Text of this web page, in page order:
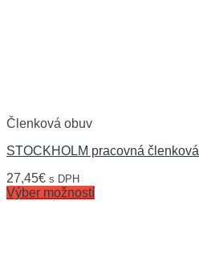
Členková obuv
STOCKHOLM pracovná členková
27,45€ s DPH
Výber možností